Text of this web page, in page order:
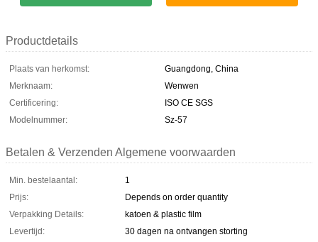
Productdetails
Plaats van herkomst:
Guangdong, China
Merknaam:
Wenwen
Certificering:
ISO CE SGS
Modelnummer:
Sz-57
Betalen & Verzenden Algemene voorwaarden
Min. bestelaantal:
1
Prijs:
Depends on order quantity
Verpakking Details:
katoen & plastic film
Levertijd:
30 dagen na ontvangen storting